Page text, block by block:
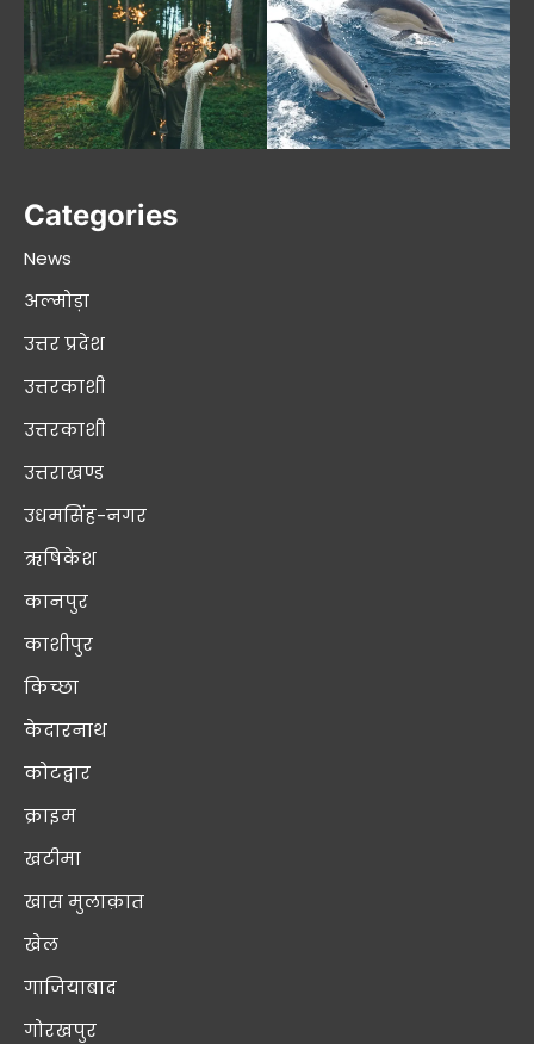
Categories
News
अल्मोड़ा
उत्तर प्रदेश
उत्तरकाशी
उत्तरकाशी
उत्तराखण्ड
उधमसिंह-नगर
ऋषिकेश
कानपुर
काशीपुर
किच्छा
केदारनाथ
कोटद्वार
क्राइम
खटीमा
खास मुलाक़ात
खेल
गाजियाबाद
गोरखपुर